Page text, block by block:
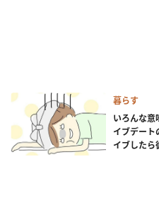
暮らす
いろんな
イブデート
イブしたら